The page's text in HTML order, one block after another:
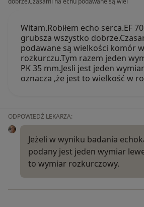
Witam.Robiłem echo serca.EF
grubsza wszystko
podawane są wielkości komór
rozkurczu.Tym razem jeden
PK 35 mm.Jesli jest jeden
oznacza ,że jest to wielkość w
ODPOWIEDŹ LEKARZA:
Jeżeli w wyniku badania
podany jest jeden wymiar
to wymiar rozkurczowy.